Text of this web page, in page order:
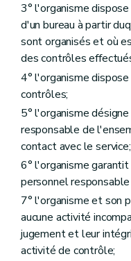
3° l'organisme
d'un bureau à partir
sont organisés et où
des contrôles
4° l'organisme
contrôles;
5° l'organisme
responsable de
contact avec le service;
6° l'organisme
personnel
7° l'organisme et son
aucune activité
jugement et leur
activité de contrôle;